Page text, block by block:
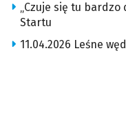
„Czuje się tu
Startu
11.04.2026 Leśne